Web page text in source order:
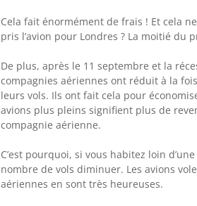
Cela fait énormément de frais ! Et cela
pris l’avion pour Londres ? La moitié du
De plus, après le 11 septembre et la
compagnies aériennes ont réduit à la
leurs vols. Ils ont fait cela pour
avions plus pleins signifient plus de
compagnie aérienne.
C’est pourquoi, si vous habitez loin
nombre de vols diminuer. Les avions
aériennes en sont très heureuses.